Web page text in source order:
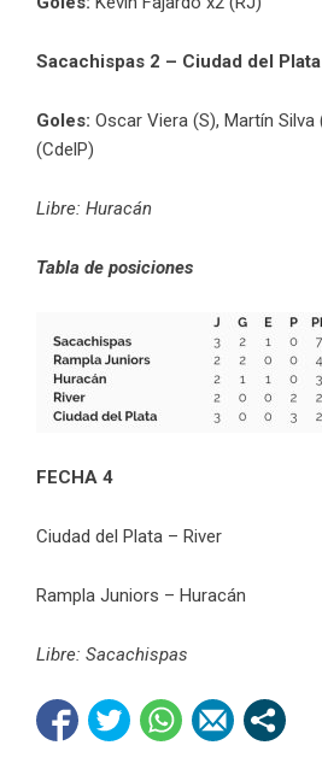
Sacachispas 2 – Ciudad del Plata
Goles: Oscar Viera (S), Martín Silva
(CdelP)
Libre: Huracán
Tabla de posiciones
FECHA 4
Ciudad del Plata – River
Rampla Juniors – Huracán
Libre: Sacachispas